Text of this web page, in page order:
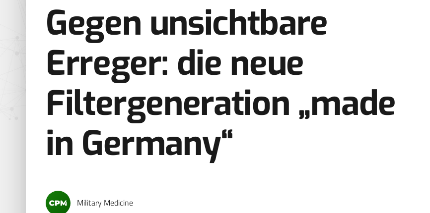
Gegen unsichtbare
Erreger: die neue
Filtergeneration „made
in Germany“
Military Medicine